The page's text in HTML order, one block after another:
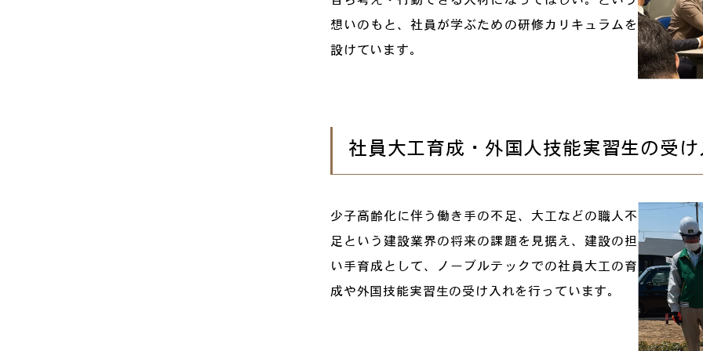
想いのもと、社員が学ぶための研修カリキュラムを
設けています。
社員大工育成・外国人技能実習生の受
少子高齢化に伴う働き手の不足、大工などの職人不
足という建設業界の将来の課題を見据え、建設の担
い手育成として、ノーブルテックでの社員大工の育
成や外国技能実習生の受け入れを行っています。